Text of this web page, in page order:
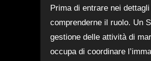
Prima di entrare nei
comprenderne il ruolo. Un
gestione delle attività di
occupa di coordinare